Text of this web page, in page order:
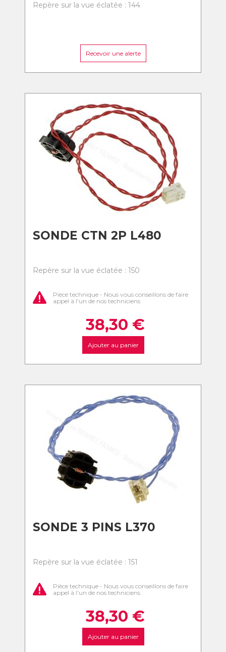
Repère sur la vue éclatée : 144
Recevoir une alerte
SONDE CTN 2P L480
Repère sur la vue éclatée : 150
Pièce technique - Nous vous conseillons de faire
appel à l'un de nos techniciens
38,30 €
Ajouter au panier
SONDE 3 PINS L370
Repère sur la vue éclatée : 151
Pièce technique - Nous vous conseillons de faire
appel à l'un de nos techniciens
38,30 €
Ajouter au panier